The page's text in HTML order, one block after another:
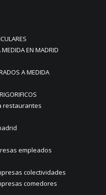
EN MADRID
A MEDIDA
restaurantes
empleados
colectividades
comedores